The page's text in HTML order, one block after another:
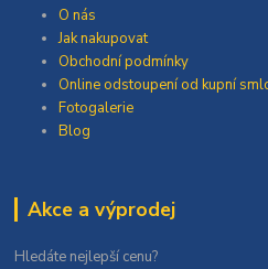
O nás
Jak nakupovat
Obchodní podmínky
Online odstoupení od kupní
Fotogalerie
Blog
Akce a výprodej
Hledáte nejlepší cenu?